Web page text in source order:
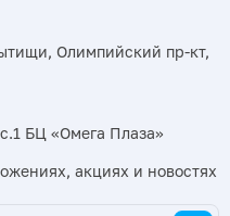
Олимпийский пр-кт,
БЦ «Омега Плаза»
акциях и новостях